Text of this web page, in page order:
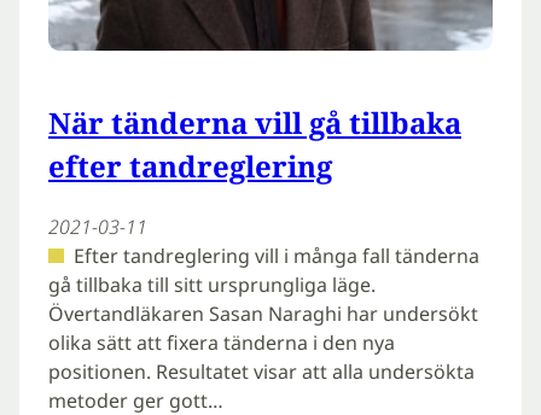
När tänderna vill gå tillbaka
efter tandreglering
2021-03-11
Efter tandreglering vill i många fall tänderna
gå tillbaka till sitt ursprungliga läge.
Övertandläkaren Sasan Naraghi har undersökt
olika sätt att fixera tänderna i den nya
positionen. Resultatet visar att alla undersökta
metoder ger gott…